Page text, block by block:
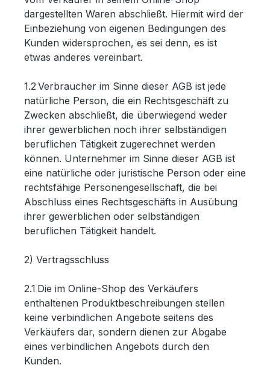
dargestellten Waren abschließt. Hiermit wird der
Einbeziehung von eigenen Bedingungen des
Kunden widersprochen, es sei denn, es ist
etwas anderes vereinbart.
1.2 Verbraucher im Sinne dieser AGB ist jede
natürliche Person, die ein Rechtsgeschäft zu
Zwecken abschließt, die überwiegend weder
ihrer gewerblichen noch ihrer selbständigen
beruflichen Tätigkeit zugerechnet werden
können. Unternehmer im Sinne dieser AGB ist
eine natürliche oder juristische Person oder eine
rechtsfähige Personengesellschaft, die bei
Abschluss eines Rechtsgeschäfts in Ausübung
ihrer gewerblichen oder selbständigen
beruflichen Tätigkeit handelt.
2) Vertragsschluss
2.1 Die im Online-Shop des Verkäufers
enthaltenen Produktbeschreibungen stellen
keine verbindlichen Angebote seitens des
Verkäufers dar, sondern dienen zur Abgabe
eines verbindlichen Angebots durch den
Kunden.